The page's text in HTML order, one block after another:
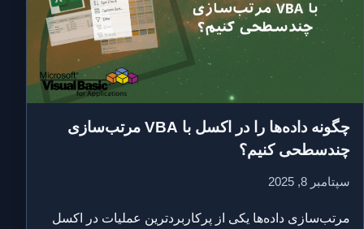
چگونه داده‌ها را در اکسل با VBA مرتب‌سازی
چندسطحی کنیم؟
سپتامبر 8, 2025
مرتب‌سازی داده‌ها یکی از پرکاربردترین عملیات در اکسل